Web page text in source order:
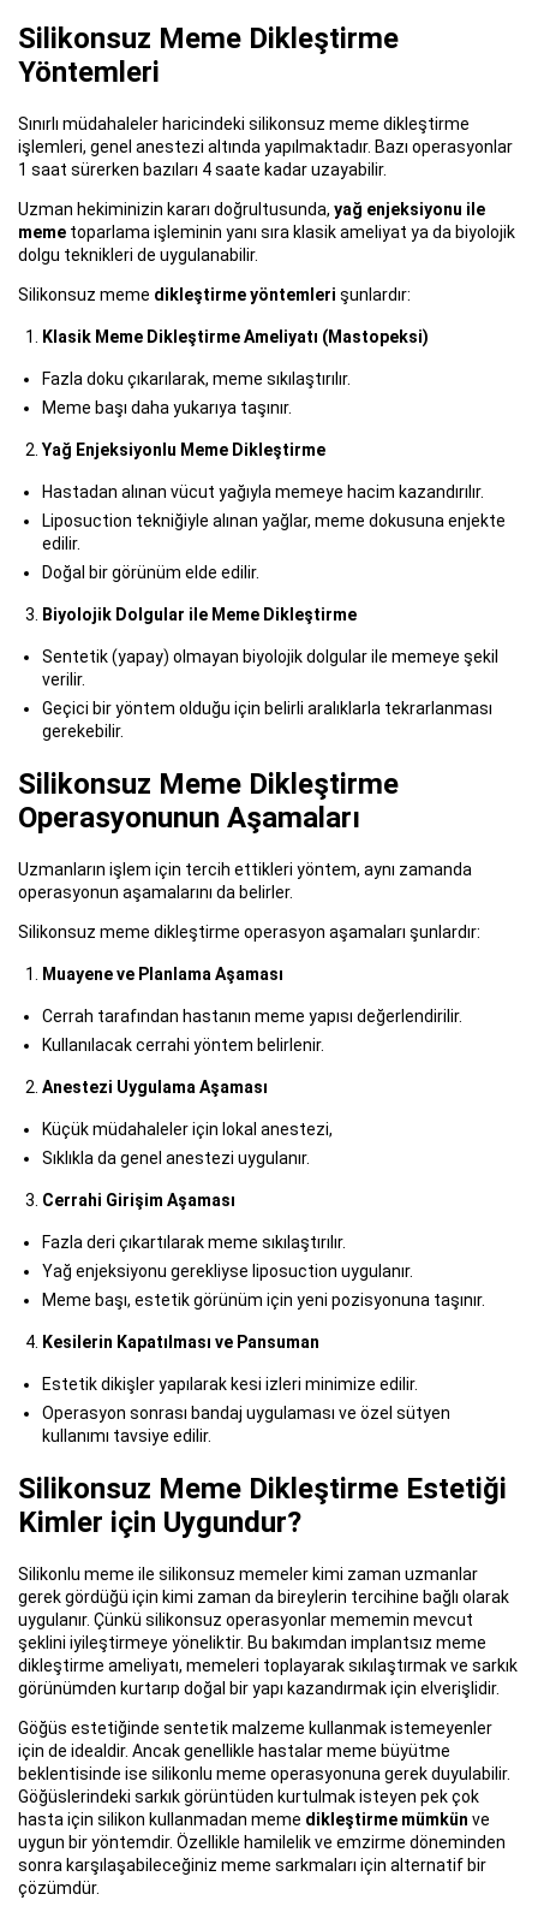
Silikonsuz Meme Dikleştirme
Yöntemleri
Sınırlı müdahaleler haricindeki silikonsuz meme dikleştirme
işlemleri, genel anestezi altında yapılmaktadır. Bazı operasyonlar
1 saat sürerken bazıları 4 saate kadar uzayabilir.
Uzman hekiminizin kararı doğrultusunda, yağ enjeksiyonu ile
meme toparlama işleminin yanı sıra klasik ameliyat ya da biyolojik
dolgu teknikleri de uygulanabilir.
Silikonsuz meme dikleştirme yöntemleri şunlardır:
Klasik Meme Dikleştirme Ameliyatı (Mastopeksi)
Fazla doku çıkarılarak, meme sıkılaştırılır.
Meme başı daha yukarıya taşınır.
Yağ Enjeksiyonlu Meme Dikleştirme
Hastadan alınan vücut yağıyla memeye hacim kazandırılır.
Liposuction tekniğiyle alınan yağlar, meme dokusuna enjekte
edilir.
Doğal bir görünüm elde edilir.
Biyolojik Dolgular ile Meme Dikleştirme
Sentetik (yapay) olmayan biyolojik dolgular ile memeye şekil
verilir.
Geçici bir yöntem olduğu için belirli aralıklarla tekrarlanması
gerekebilir.
Silikonsuz Meme Dikleştirme
Operasyonunun Aşamaları
Uzmanların işlem için tercih ettikleri yöntem, aynı zamanda
operasyonun aşamalarını da belirler.
Silikonsuz meme dikleştirme operasyon aşamaları şunlardır:
Muayene ve Planlama Aşaması
Cerrah tarafından hastanın meme yapısı değerlendirilir.
Kullanılacak cerrahi yöntem belirlenir.
Anestezi Uygulama Aşaması
Küçük müdahaleler için lokal anestezi,
Sıklıkla da genel anestezi uygulanır.
Cerrahi Girişim Aşaması
Fazla deri çıkartılarak meme sıkılaştırılır.
Yağ enjeksiyonu gerekliyse liposuction uygulanır.
Meme başı, estetik görünüm için yeni pozisyonuna taşınır.
Kesilerin Kapatılması ve Pansuman
Estetik dikişler yapılarak kesi izleri minimize edilir.
Operasyon sonrası bandaj uygulaması ve özel sütyen
kullanımı tavsiye edilir.
Silikonsuz Meme Dikleştirme Estetiği
Kimler için Uygundur?
Silikonlu meme ile silikonsuz memeler kimi zaman uzmanlar
gerek gördüğü için kimi zaman da bireylerin tercihine bağlı olarak
uygulanır. Çünkü silikonsuz operasyonlar mememin mevcut
şeklini iyileştirmeye yöneliktir. Bu bakımdan implantsız meme
dikleştirme ameliyatı, memeleri toplayarak sıkılaştırmak ve sarkık
görünümden kurtarıp doğal bir yapı kazandırmak için elverişlidir.
Göğüs estetiğinde sentetik malzeme kullanmak istemeyenler
için de idealdir. Ancak genellikle hastalar meme büyütme
beklentisinde ise silikonlu meme operasyonuna gerek duyulabilir.
Göğüslerindeki sarkık görüntüden kurtulmak isteyen pek çok
hasta için silikon kullanmadan meme dikleştirme mümkün ve
uygun bir yöntemdir. Özellikle hamilelik ve emzirme döneminden
sonra karşılaşabileceğiniz meme sarkmaları için alternatif bir
çözümdür.